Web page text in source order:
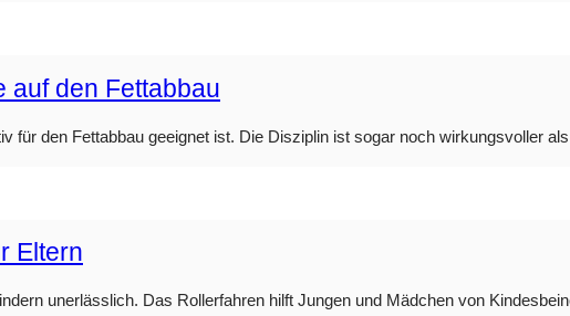
auf den Fettabbau
für den Fettabbau geeignet ist. Die Disziplin ist sogar noch wirkungsvoller
Eltern
unerlässlich. Das Rollerfahren hilft Jungen und Mädchen von